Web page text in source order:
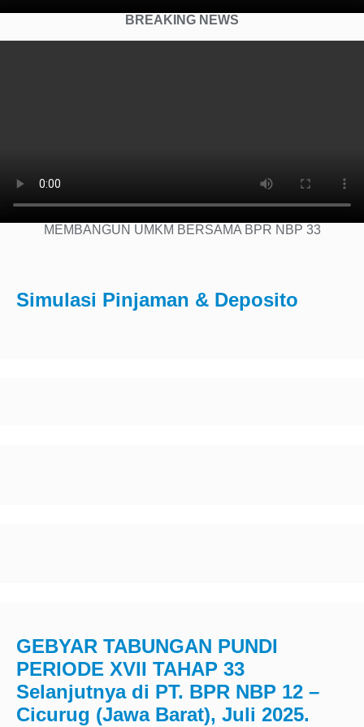
BREAKING NEWS
MEMBANGUN UMKM BERSAMA BPR NBP 33
Simulasi Pinjaman & Deposito
GEBYAR TABUNGAN PUNDI
PERIODE XVII TAHAP 33
Selanjutnya di PT. BPR NBP 12 –
Cicurug (Jawa Barat), Juli 2025.